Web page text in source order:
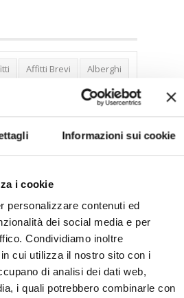
Informazioni sui cookie
i cookie
personalizzare contenuti ed
dei social media e per
Condividiamo inoltre
cui utilizza il nostro sito con i
di analisi dei dati web,
i quali potrebbero combinarle con
Affitti Brevi
Alberghi
Banca Woolwich
Cambioabitazione
Case Green
Cedolare Secca
Immobiliari
Confcommercio
Detrazioni Edilizie
Emissioni
Firenze
Green Deal
Green Party